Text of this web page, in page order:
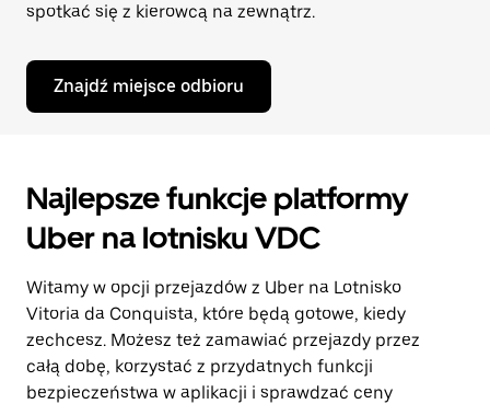
spotkać się z kierowcą na zewnątrz.
Znajdź miejsce odbioru
Najlepsze funkcje platformy
Uber na lotnisku VDC
Witamy w opcji przejazdów z Uber na Lotnisko
Vitoria da Conquista, które będą gotowe, kiedy
zechcesz. Możesz też zamawiać przejazdy przez
całą dobę, korzystać z przydatnych funkcji
bezpieczeństwa w aplikacji i sprawdzać ceny